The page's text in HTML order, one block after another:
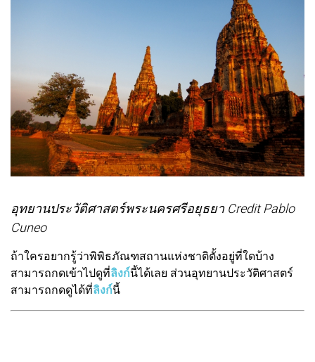
อุทยานประวัติศาสตร์พระนครศรีอยุธยา Credit Pablo
Cuneo
ถ้าใครอยากรู้ว่าพิพิธภัณฑสถานแห่งชาติตั้งอยู่ที่ใดบ้าง
สามารถกดเข้าไปดูที่ลิงก์นี้ได้เลย ส่วนอุทยานประวัติศาสตร์
สามารถกดดูได้ที่ลิงก์นี้